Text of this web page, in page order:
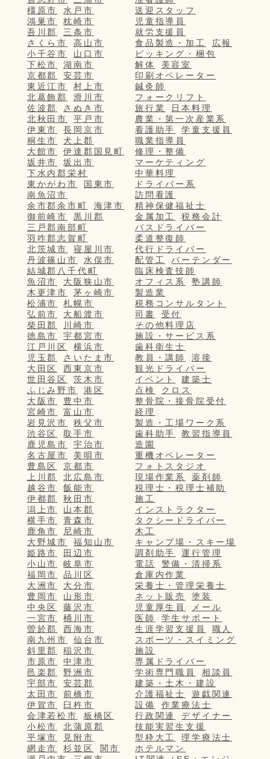
橿原市
水戸市
鴻巣市
枕崎市
吾川郡
三条市
さくら市
高山市
小千谷市
山口市
下松市
湖南市
京都郡
安芸市
東近江市
村上市
北葛飾郡
滑川市
佐波郡
さぬき市
北秋田市
平戸市
伊東市
長岡京市
桐生市
犬上郡
大館市
伊達郡国見町
坂井市
坂出市
下水内郡栄村
東かがわ市
国東市
南魚沼市
余市郡余市町
海津市
御前崎市
黒川郡
三戸郡南部町
羽咋郡志賀町
北茨城市
寝屋川市
丹波篠山市
水俣市
結城郡八千代町
魚沼市
大阪狭山市
木更津市
茅ヶ崎市
松浦市
札幌市
弘前市
大船渡市
柴田郡
川崎市
徳島市
宇都宮市
江戸川区
横浜市
児玉郡
さいたま市
大田区
西東京市
世田谷区
茨木市
ふじみ野市
港区
大阪市
豊中市
宮崎市
富山市
岩見沢市
秩父市
渋谷区
取手市
鹿児島市
宇治市
名古屋市
美唄市
豊島区
京都市
上川郡
北広島市
越谷市
飯能市
伊都郡
秋田市
潟上市
山本郡
横手市
青森市
鹿角市
尼崎市
大野城市
福知山市
姫路市
田辺市
小山市
岐阜市
福岡市
品川区
大洲市
大分市
豊岡市
山形市
中央区
藤沢市
一宮市
桶川市
曽於郡
西海市
南九州市
仙台市
斜里郡
稲沢市
市原市
中津市
邑楽郡
野洲市
宇部市
安芸郡
太田市
前橋市
伊賀市
臼杵市
会津若松市
板橋区
小松市
北蒲原郡
平塚市
見附市
網走市
杉並区
関市
送迎スタッフ
児童指導員
就労支援員
食品製造・加工
広報
ピッキング・梱包
解体
美容室
印刷オペレーター
鍼灸師
フォークリフト
旅行業
日本料理
農業・第一次産業系
看護助手
学童支援員
職業指導員
修理・整備
マーケティング
中華料理
ドライバー系
訪問看護
精神保健福祉士
金属加工
税務会計
バスドライバー
柔道整復師
代行ドライバー
配管工
バーテンダー
臨床検査技師
オフィス系
塾講師
製造業
税務コンサルタント
司書
受付
その他料理店
施設・サービス系
歯科衛生士
教員・講師
溶接
観光ドライバー
イベント
建築士
点検
クロス
整骨院・接骨院受付
経理
製造・工場ワーク系
歯科助手
教習指導員
造園
重機オペレーター
フォトスタジオ
現場作業系
薬剤師
税理士・税理士補助
施工
インストラクター
タクシードライバー
木工
キャンプ場・スキー場
調剤助手
運行管理
電話
警備・清掃系
倉庫内作業
栄養士・管理栄養士
ネット販売
塗装
児童厚生員
メール
医師
学生サポート
生涯学習支援員
職人
スポーツ・スイミング
施設
専属ドライバー
学術専門職員
相談員
建築・土木・建設
介護福祉士
遊戯関連
設備
作業療法士
行政関連
デザイナー
技能実習生支援
型枠大工
理学療法士
ホテルマン